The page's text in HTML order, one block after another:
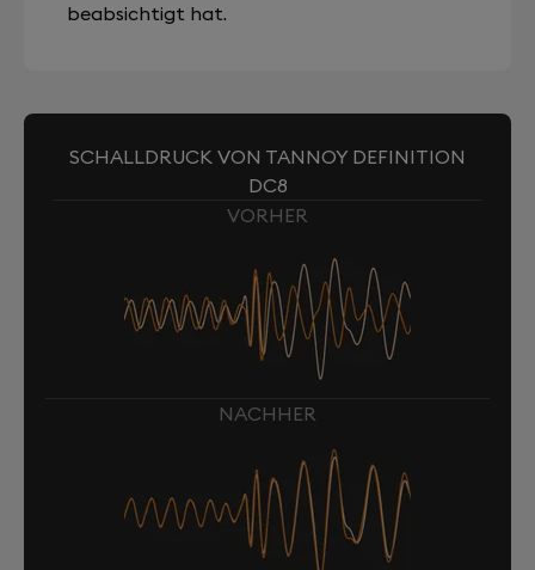
beabsichtigt hat.
SCHALLDRUCK VON TANNOY DEFINITION
DC8
VORHER
NACHHER